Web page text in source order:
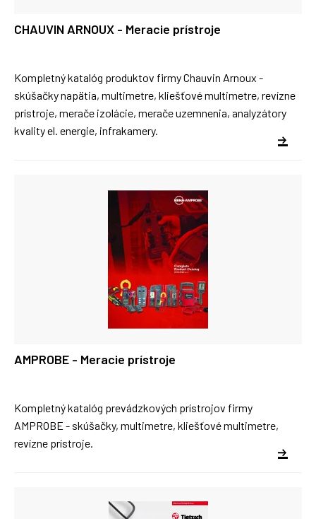
CHAUVIN ARNOUX - Meracie prístroje
Kompletný katalóg produktov firmy Chauvin Arnoux -
skúšačky napätia, multimetre, kliešťové multimetre, revízne
prístroje, merače izolácie, merače uzemnenia, analyzátory
kvality el. energie, infrakamery.
AMPROBE - Meracie prístroje
Kompletný katalóg prevádzkových prístrojov firmy
AMPROBE - skúšačky, multimetre, kliešťové multimetre,
revízne prístroje.